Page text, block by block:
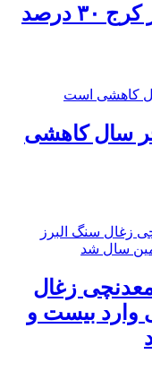
️قیمت مسکن در کرج ۳۰ درصد
سال کاهشی
شدن ۲۰ معدنچی زغال
وارد بیست و